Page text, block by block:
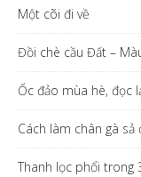
Một cõi đi về
Đồi chè cầu Đất –
Ốc đảo mùa hè, đọc
Cách làm chân gà sả
Thanh lọc phổi trong